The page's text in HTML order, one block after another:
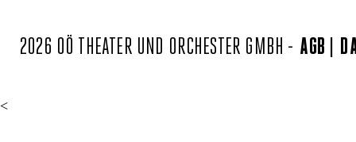
2026 OÖ THEATER UND ORCHESTER GMBH - AGB
<